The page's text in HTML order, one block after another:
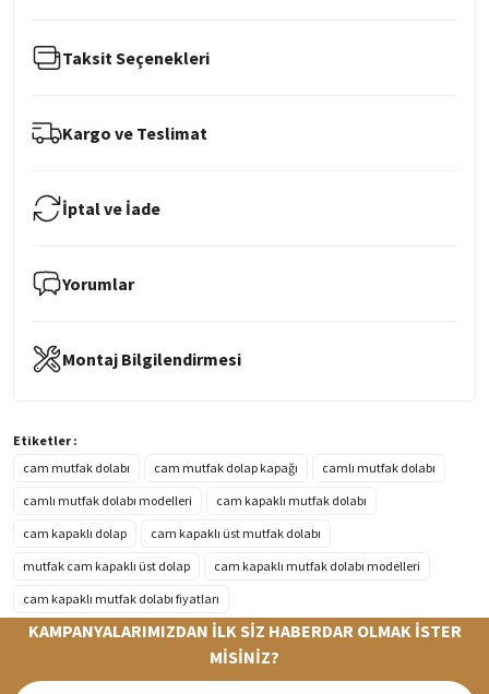
Taksit Seçenekleri
Kargo ve Teslimat
İptal ve İade
Yorumlar
Montaj Bilgilendirmesi
Etiketler :
cam mutfak dolabı
cam mutfak dolap kapağı
camlı mutfak dolabı
camlı mutfak dolabı modelleri
cam kapaklı mutfak dolabı
cam kapaklı dolap
cam kapaklı üst mutfak dolabı
mutfak cam kapaklı üst dolap
cam kapaklı mutfak dolabı modelleri
cam kapaklı mutfak dolabı fiyatları
KAMPANYALARIMIZDAN İLK SİZ HABERDAR OLMAK İSTER
MİSİNİZ?